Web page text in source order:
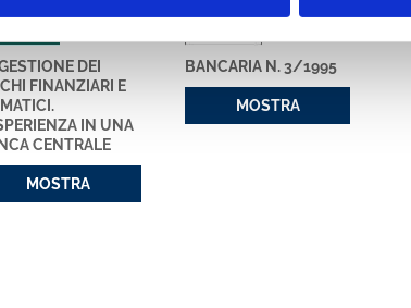
DEI
FINANZIARI E
IN UNA
CENTRALE
MOSTRA
BANCARIA N. 3/1995
MOSTRA